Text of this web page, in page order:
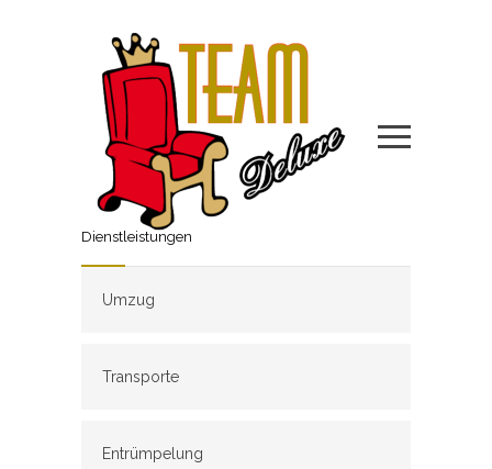
Dienstleistungen
Umzug
Transporte
Entrümpelung